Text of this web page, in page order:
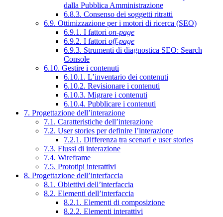
dalla Pubblica Amministrazione
6.8.3. Consenso dei soggetti ritratti
6.9. Ottimizzazione per i motori di ricerca (SEO)
6.9.1. I fattori on-page
6.9.2. I fattori off-page
6.9.3. Strumenti di diagnostica SEO: Search
Console
6.10. Gestire i contenuti
6.10.1. L’inventario dei contenuti
6.10.2. Revisionare i contenuti
6.10.3. Migrare i contenuti
6.10.4. Pubblicare i contenuti
7. Progettazione dell’interazione
7.1. Caratteristiche dell’interazione
7.2. User stories per definire l’interazione
7.2.1. Differenza tra scenari e user stories
7.3. Flussi di interazione
7.4. Wireframe
7.5. Prototipi interattivi
8. Progettazione dell’interfaccia
8.1. Obiettivi dell’interfaccia
8.2. Elementi dell’interfaccia
8.2.1. Elementi di composizione
8.2.2. Elementi interattivi